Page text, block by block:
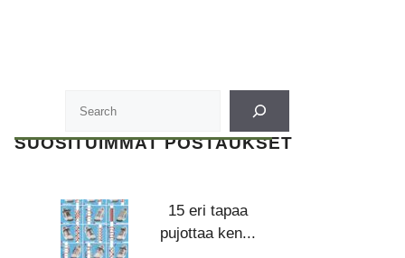
SUOSITUIMMAT POSTAUKSET
15 eri tapaa
pujottaa ken...